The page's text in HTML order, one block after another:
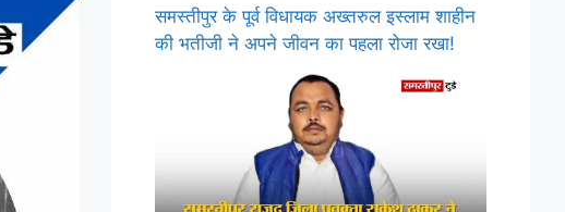
समस्तीपुर के पूर्व विधायक अख्तरुल इस्लाम शाहीन
की भतीजी ने अपने जीवन का पहला रोजा रखा!